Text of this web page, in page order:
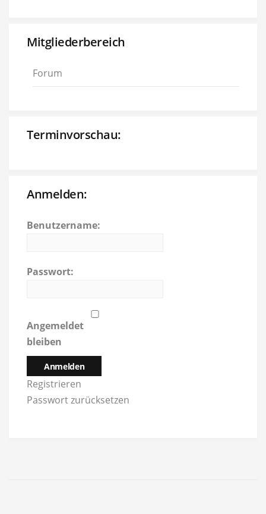
Mitgliederbereich
Forum
Terminvorschau:
Anmelden:
Benutzername:
Passwort:
Angemeldet
bleiben
Anmelden
Registrieren
Passwort zurücksetzen